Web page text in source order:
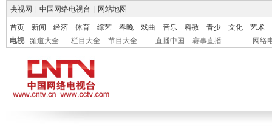
央视网 中国网络电视台 网站地图
首页 新闻 经济 体育 综艺 春晚 戏曲 音乐 科教 青少 文化
艺术
电视
频道大全 栏目大全 节目大全 直播中国 赛事直播 网络